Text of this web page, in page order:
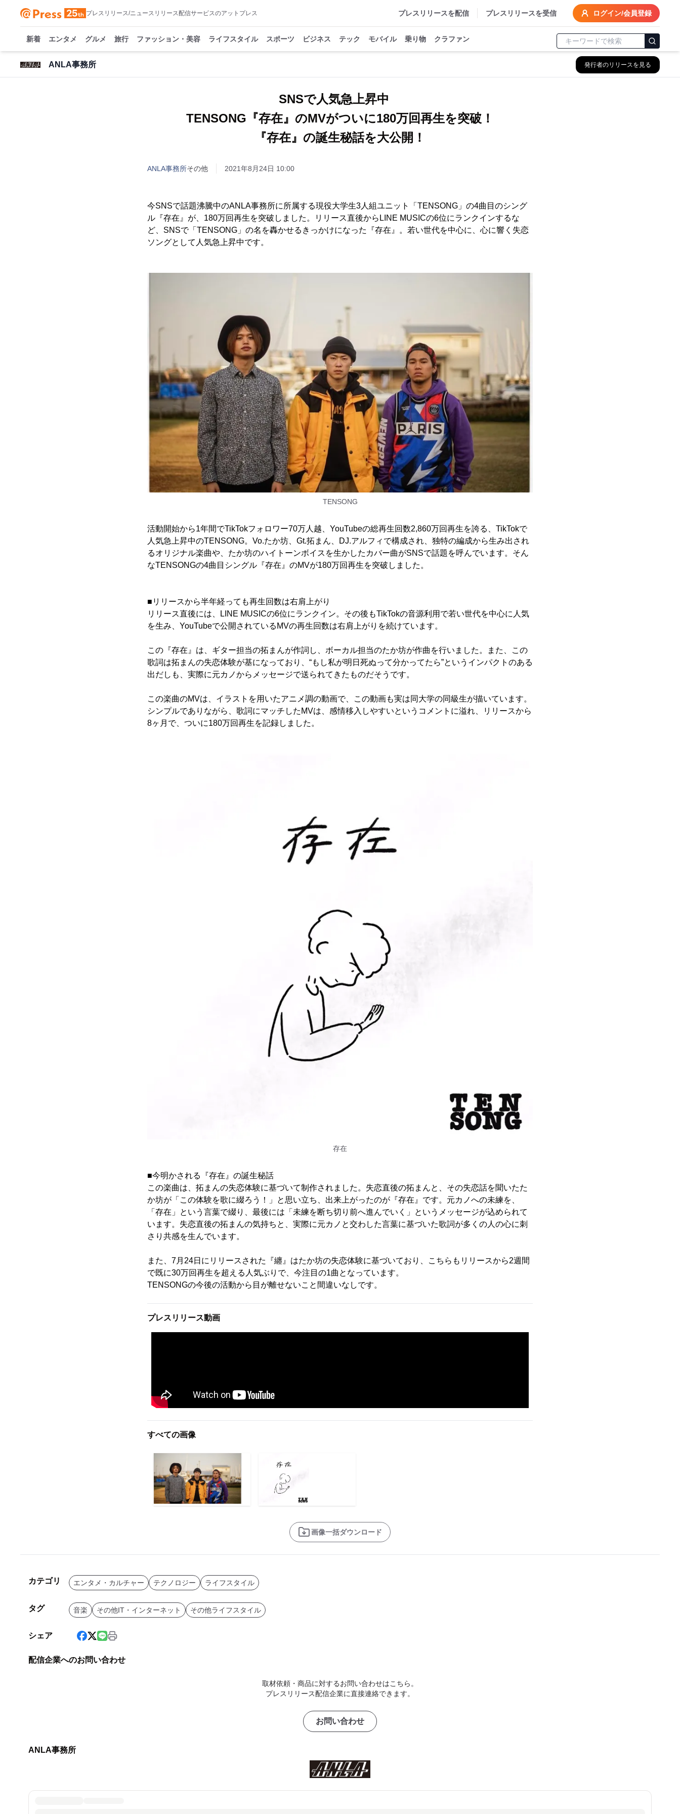
プレスリリース/ニュースリリース配信サービスのアットプレス プレスリリースを配信 プレスリリースを受信 ログイン/会員登録
新着 エンタメ グルメ 旅行 ファッション・美容 ライフスタイル スポーツ ビジネス テック モバイル 乗り物 クラファン
ANLA事務所 発行者のリリースを見る
SNSで人気急上昇中
TENSONG『存在』のMVがついに180万回再生を突破！
『存在』の誕生秘話を大公開！
ANLA事務所その他 2021年8月24日 10:00
今SNSで話題沸騰中のANLA事務所に所属する現役大学生3人組ユニット「TENSONG」の4曲目のシング
ル『存在』が、180万回再生を突破しました。リリース直後からLINE MUSICの6位にランクインするな
ど、SNSで「TENSONG」の名を轟かせるきっかけになった『存在』。若い世代を中心に、心に響く失恋
ソングとして人気急上昇中です。
TENSONG
活動開始から1年間でTikTokフォロワー70万人越、YouTubeの総再生回数2,860万回再生を誇る、TikTokで
人気急上昇中のTENSONG。Vo.たか坊、Gt.拓まん、DJ.アルフィで構成され、独特の編成から生み出され
るオリジナル楽曲や、たか坊のハイトーンボイスを生かしたカバー曲がSNSで話題を呼んでいます。そん
なTENSONGの4曲目シングル『存在』のMVが180万回再生を突破しました。
■リリースから半年経っても再生回数は右肩上がり
リリース直後には、LINE MUSICの6位にランクイン。その後もTikTokの音源利用で若い世代を中心に人気
を生み、YouTubeで公開されているMVの再生回数は右肩上がりを続けています。
この『存在』は、ギター担当の拓まんが作詞し、ボーカル担当のたか坊が作曲を行いました。また、この
歌詞は拓まんの失恋体験が基になっており、“もし私が明日死ぬって分かってたら”というインパクトのある
出だしも、実際に元カノからメッセージで送られてきたものだそうです。
この楽曲のMVは、イラストを用いたアニメ調の動画で、この動画も実は同大学の同級生が描いています。
シンプルでありながら、歌詞にマッチしたMVは、感情移入しやすいというコメントに溢れ、リリースから
8ヶ月で、ついに180万回再生を記録しました。
存在
■今明かされる『存在』の誕生秘話
この楽曲は、拓まんの失恋体験に基づいて制作されました。失恋直後の拓まんと、その失恋話を聞いたた
か坊が「この体験を歌に綴ろう！」と思い立ち、出来上がったのが『存在』です。元カノへの未練を、
「存在」という言葉で綴り、最後には「未練を断ち切り前へ進んでいく」というメッセージが込められて
います。失恋直後の拓まんの気持ちと、実際に元カノと交わした言葉に基づいた歌詞が多くの人の心に刺
さり共感を生んでいます。
また、7月24日にリリースされた『纏』はたか坊の失恋体験に基づいており、こちらもリリースから2週間
で既に30万回再生を超える人気ぶりで、今注目の1曲となっています。
TENSONGの今後の活動から目が離せないこと間違いなしです。
プレスリリース動画
すべての画像
画像一括ダウンロード
カテゴリ エンタメ・カルチャー テクノロジー ライフスタイル
タグ 音楽 その他IT・インターネット その他ライフスタイル
シェア
配信企業へのお問い合わせ
取材依頼・商品に対するお問い合わせはこちら。
プレスリリース配信企業に直接連絡できます。
お問い合わせ
ANLA事務所